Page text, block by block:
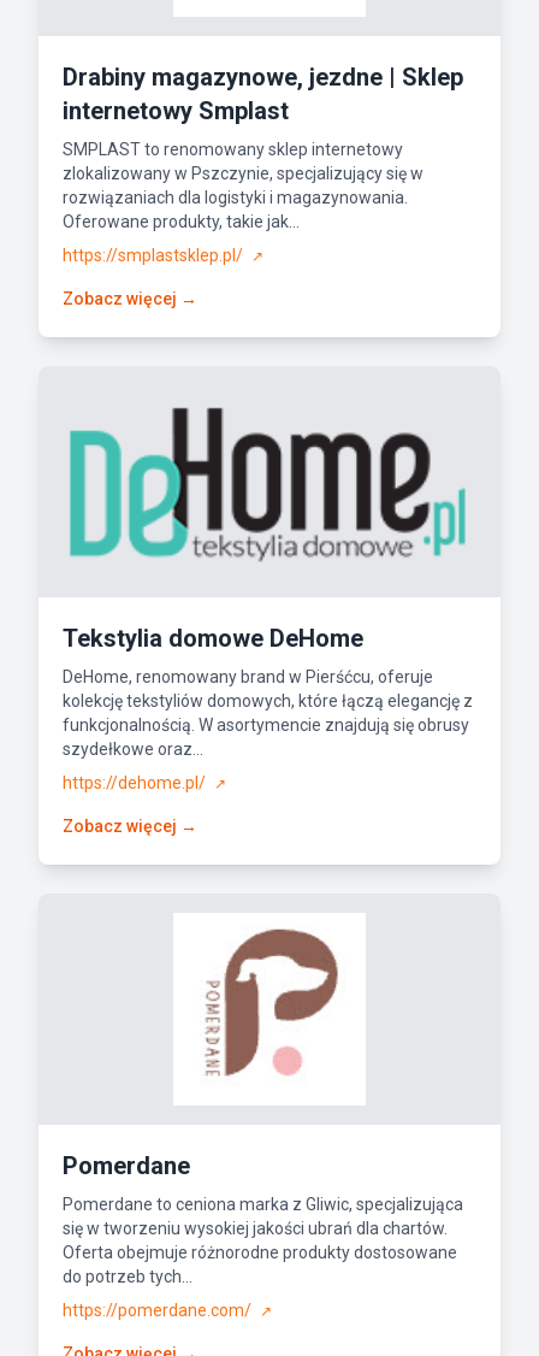
Drabiny magazynowe, jezdne | Sklep
internetowy Smplast
SMPLAST to renomowany sklep internetowy
zlokalizowany w Pszczynie, specjalizujący się w
rozwiązaniach dla logistyki i magazynowania.
Oferowane produkty, takie jak...
https://smplastsklep.pl/
↗
Zobacz więcej →
Tekstylia domowe DeHome
DeHome, renomowany brand w Pierśćcu, oferuje
kolekcję tekstyliów domowych, które łączą elegancję z
funkcjonalnością. W asortymencie znajdują się obrusy
szydełkowe oraz...
https://dehome.pl/
↗
Zobacz więcej →
Pomerdane
Pomerdane to ceniona marka z Gliwic, specjalizująca
się w tworzeniu wysokiej jakości ubrań dla chartów.
Oferta obejmuje różnorodne produkty dostosowane
do potrzeb tych...
https://pomerdane.com/
↗